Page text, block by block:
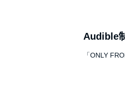
Audible
「ONLY